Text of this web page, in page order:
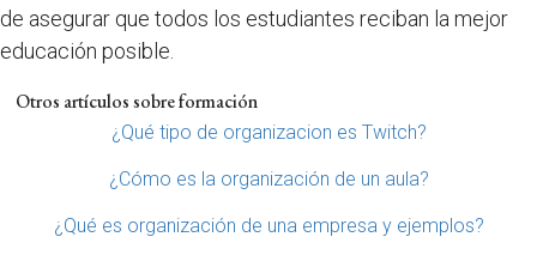
de asegurar que todos los estudiantes reciban la mejor
educación posible.
Otros artículos sobre formación
¿Qué tipo de organizacion es Twitch?
¿Cómo es la organización de un aula?
¿Qué es organización de una empresa y ejemplos?